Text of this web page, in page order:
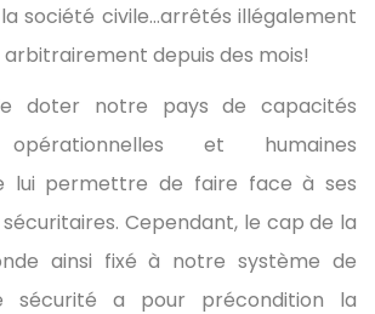
société civile…arrêtés illégalement
depuis des mois!
doter notre pays de capacités
opérationnelles et humaines
lui permettre de faire face à ses
Cependant, le cap de la
ainsi fixé à notre système de
sécurité a pour précondition la